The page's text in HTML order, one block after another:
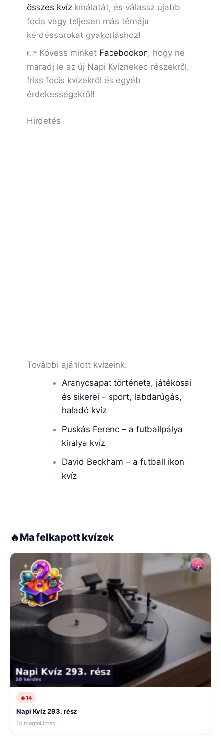
összes kvíz kínálatát, és válassz újabb
focis vagy teljesen más témájú
kérdéssorokat gyakorláshoz!
👉 Kövess minket Facebookon, hogy ne
maradj le az új Napi Kvízneked részekről,
friss focis kvízekről és egyéb
érdekességekről!
Hirdetés
További ajánlott kvízeink:
Aranycsapat története, játékosai
és sikerei – sport, labdarúgás,
haladó kvíz
Puskás Ferenc – a futballpálya
királya kvíz
David Beckham – a futball ikon
kvíz
🔥Ma felkapott kvízek
🔥14
Napi Kvíz 293. rész
14 megtekintés